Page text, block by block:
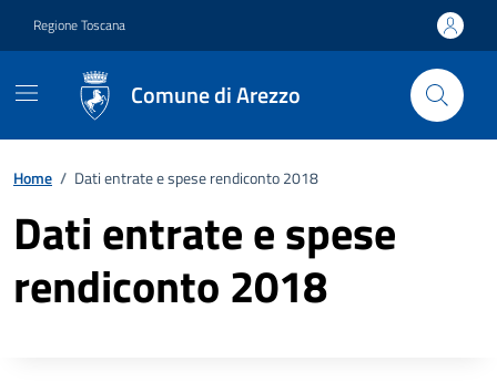
Regione Toscana
Comune di Arezzo
Home / Dati entrate e spese rendiconto 2018
Dati entrate e spese
rendiconto 2018